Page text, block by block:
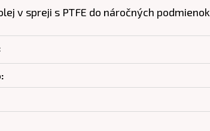
v spreji s PTFE do náročných podmienok